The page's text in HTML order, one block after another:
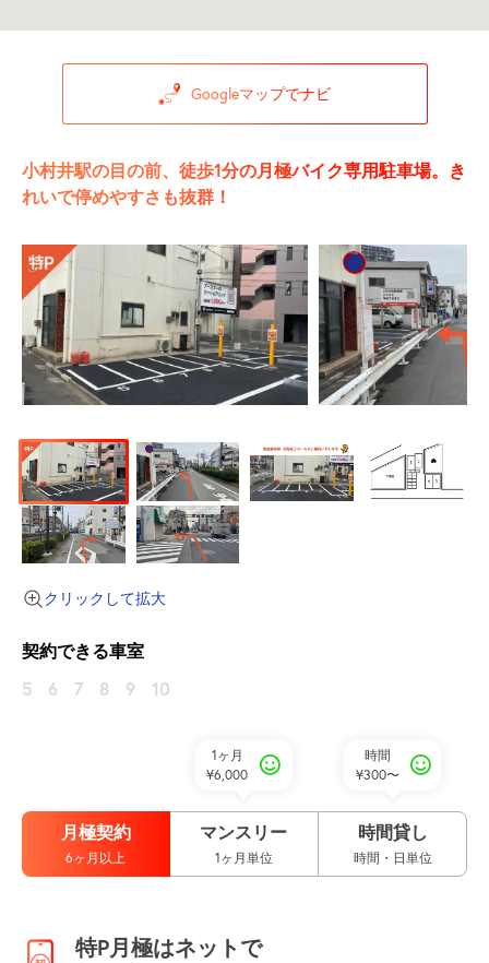
Googleマップでナビ
小村井駅の目の前、徒歩1分の月極バイク専用駐車場。き
れいで停めやすさも抜群！
クリックして拡大
契約できる車室
5
6 7 8 9 10
月極契約
6ヶ月以上
1ヶ月
¥6,000
マンスリー
1ヶ月単位
時間
¥300〜
時間貸し
時間・日単位
特P月極はネットで